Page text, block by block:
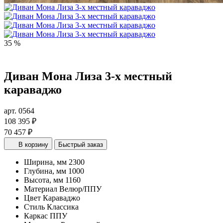
35 %
Диван Мона Лиза 3-х местный
караваджо
арт. 0564
108 395 ₽
70 457 ₽
В корзину Быстрый заказ
Ширина, мм 2300
Глубина, мм 1000
Высота, мм 1160
Материал Велюр/ППУ
Цвет Караваджо
Стиль Классика
Каркас ППУ